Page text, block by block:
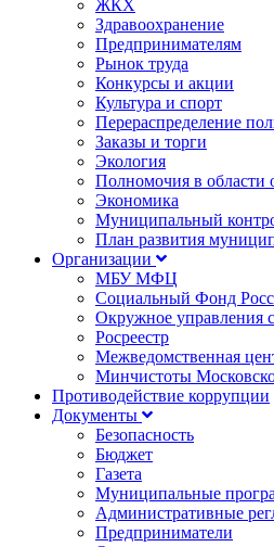
ЖКХ
Здравоохранение
Предпринимателям
Рынок труда
Конкурсы и акции
Культура и спорт
Перераспределение
Заказы и торги
Экология
Полномочия в
Экономика
Муниципальный
План развития
Организации
МБУ МФЦ
Социальный Фонд
Окружное управления
Росреестр
Межведомственная
Минчистоты
Противодействие коррупции
Документы
Безопасность
Бюджет
Газета
Муниципальные
Административные
Предприниматели